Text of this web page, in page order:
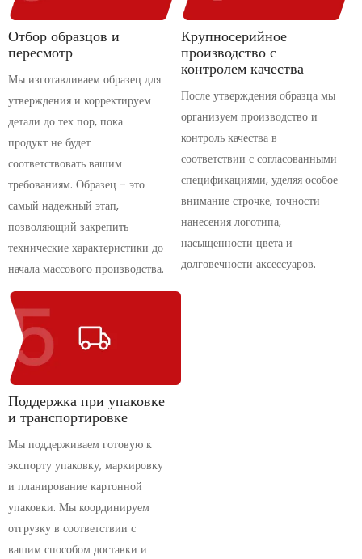
Отбор образцов и
пересмотр
Мы изготавливаем образец для
утверждения и корректируем
детали до тех пор, пока
продукт не будет
соответствовать вашим
требованиям. Образец - это
самый надежный этап,
позволяющий закрепить
технические характеристики до
начала массового производства.
Крупносерийное
производство с
контролем качества
После утверждения образца мы
организуем производство и
контроль качества в
соответствии с согласованными
спецификациями, уделяя особое
внимание строчке, точности
нанесения логотипа,
насыщенности цвета и
долговечности аксессуаров.
Поддержка при упаковке
и транспортировке
Мы поддерживаем готовую к
экспорту упаковку, маркировку
и планирование картонной
упаковки. Мы координируем
отгрузку в соответствии с
вашим способом доставки и